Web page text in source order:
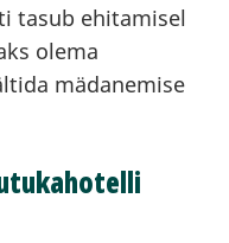
tasub ehitamisel
olema
mädanemise